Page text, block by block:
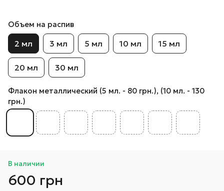
Объем на распив
2 мл 3 мл 5 мл 10 мл 15 мл
20 мл 30 мл
Флакон металлический (5 мл. - 80 грн.), (10 мл. - 130
грн.)
В наличии
600 грн